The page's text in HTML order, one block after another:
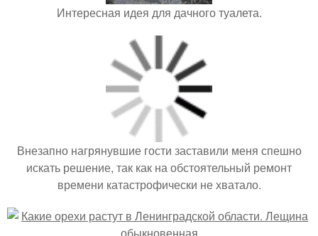
Интересная идея для дачного туалета.
Внезапно нагрянувшие гости заставили меня спешно
искать решение, так как на обстоятельный ремонт
времени катастрофически не хватало.